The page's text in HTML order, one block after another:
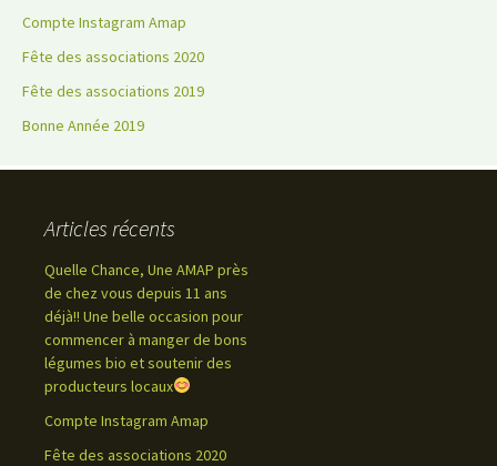
Compte Instagram Amap
Fête des associations 2020
Fête des associations 2019
Bonne Année 2019
Articles récents
Quelle Chance, Une AMAP près
de chez vous depuis 11 ans
déjà!! Une belle occasion pour
commencer à manger de bons
légumes bio et soutenir des
producteurs locaux
Compte Instagram Amap
Fête des associations 2020